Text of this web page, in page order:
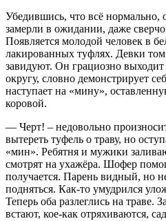
Убедившись, что всё нормально,
замерли в ожидании, даже
Появляется молодой человек в
лакированных туфлях. Девки
завидуют. Он грациозно выходит
округу, словно демонстрирует
наступает на «мину»,
коровой.
— Черт! – недовольно
вытереть туфель о траву, но
«мин». Ребятня и мужики
смотрят на ухажёра. Шофер
получается. Парень видный, но
подняться. Как-то умудрился
Теперь оба разлеглись на траве.
встают, кое-как отряхиваются,